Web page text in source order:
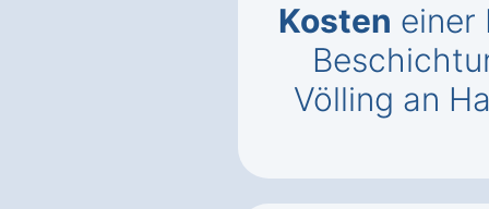
Kosten einer
Völling an